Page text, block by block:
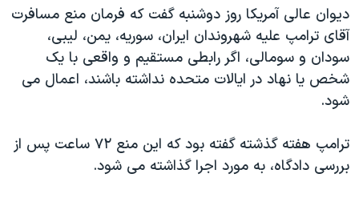
نرگس محمدی برنده جایزه نوبل صلح
همایش محافظه‌کاران آمریکا «سی‌پک»
صفحه‌های ویژه
دیوان عالی آمریکا روز دوشنبه گفت که فرمان منع مسافرت
آقای ترامپ علیه شهروندان ایران، سوریه، یمن، لیبی،
سودان و سومالی، اگر رابطی مستقیم و واقعی با یک
شخص یا نهاد در ایالات متحده نداشته باشند، اعمال می
شود.
ترامپ هفته گذشته گفته بود که این منع ۷۲ ساعت پس از
بررسی دادگاه، به مورد اجرا گذاشته می شود.